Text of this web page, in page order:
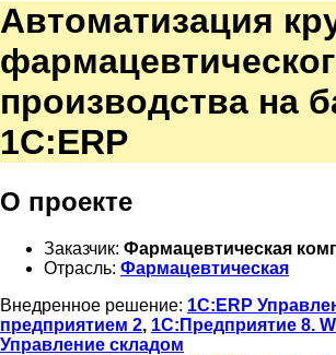
Автоматизация
производства на
1С:ERP
О проекте
Заказчик: Фармацевтическая
Отрасль: Фармацевтическая
Внедренное решение: 1С:ERP
предприятием 2, 1С:Предприятие 8.
Управление складом